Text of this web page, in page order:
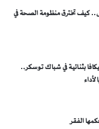
كيف تخترق منظومة الصحة في
بثنائية في شباك توسكر..
الفقر